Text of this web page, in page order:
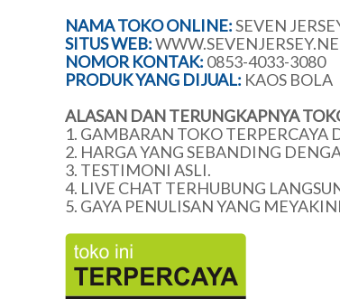
NAMA TOKO ONLINE:SEVEN
SITUS WEB:
NOMOR KONTAK: 0853-4033-3080
PRODUK YANG DIJUAL: KAOS BOLA
ALASAN DAN TERUNGKAPNYA
1. GAMBARAN TOKO
2. HARGA YANG SEBANDING
3. TESTIMONI ASLI.
4. LIVE CHAT TERHUBUNG
5. GAYA PENULISAN YANG